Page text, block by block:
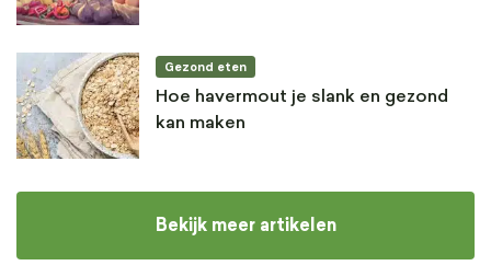
Gezond eten
Hoe havermout je slank en gezond
kan maken
Bekijk meer artikelen